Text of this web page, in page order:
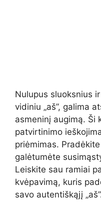
Nulupus sluoksnius
vidiniu „aš”, galima
asmeninį augimą. Ši
patvirtinimo
priėmimas.
galėtumėte
Leiskite sau ramiai
kvėpavimą, kuris
savo autentiškąjį